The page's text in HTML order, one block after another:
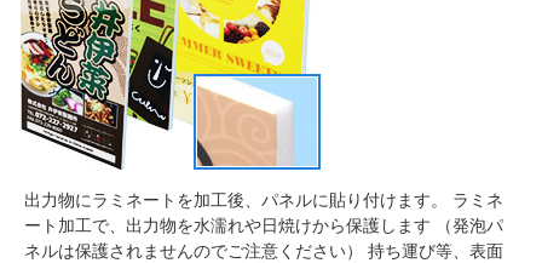
出力物にラミネートを加工後、パネルに貼り付けます。 ラミネ
ート加工で、出力物を水濡れや日焼けから保護します （発泡パ
ネルは保護されませんのでご注意ください） 持ち運び等、表面